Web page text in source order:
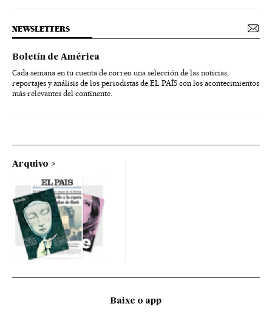
NEWSLETTERS
Boletín de América
Cada semana en tu cuenta de correo una selección de las noticias,
reportajes y análisis de los periodistas de EL PAÍS con los acontecimientos
más relevantes del continente.
Arquivo
Baixe o app